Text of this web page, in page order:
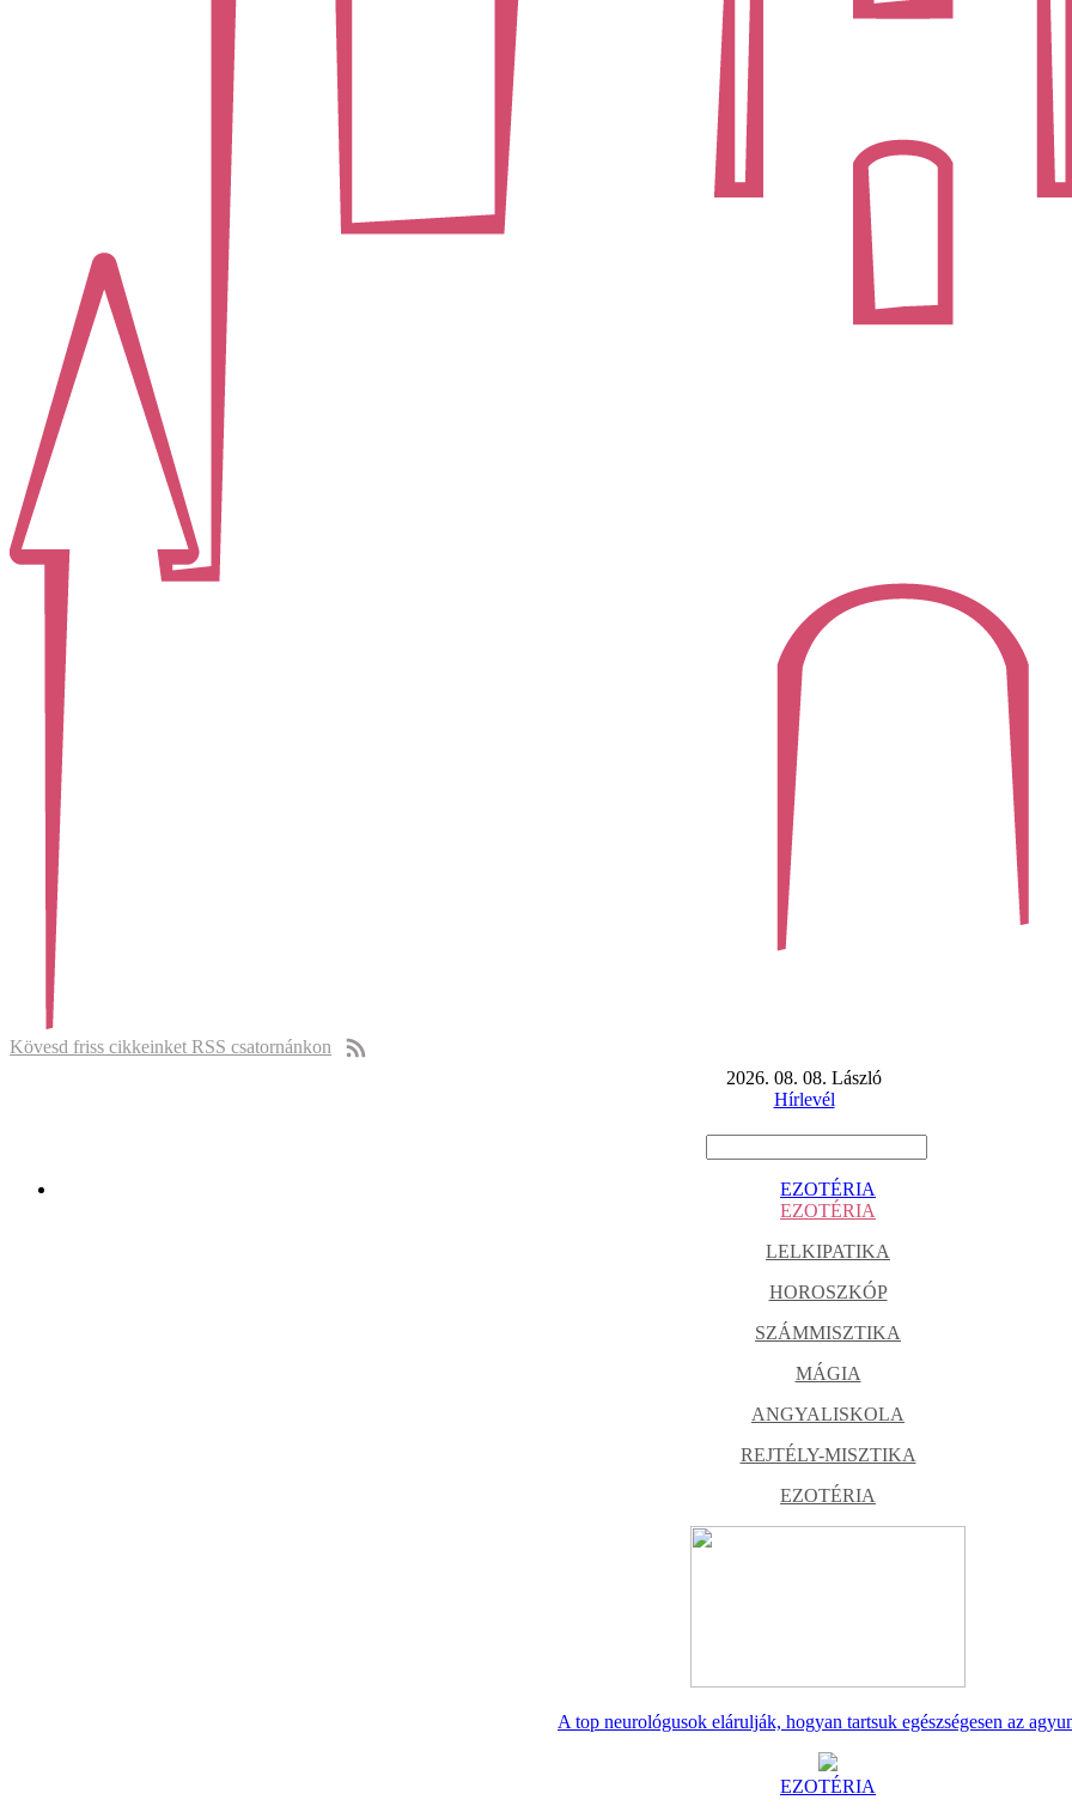
Kövesd friss cikkeinket RSS csatornánkon
2026. 08. 08. László
Hírlevél
EZOTÉRIA
EZOTÉRIA
LELKIPATIKA
HOROSZKÓP
SZÁMMISZTIKA
MÁGIA
ANGYALISKOLA
REJTÉLY-MISZTIKA
EZOTÉRIA
A top neurológusok elárulják, hogyan tartsuk egészségesen az
EZOTÉRIA